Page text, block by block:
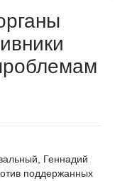
Геннадий
поддержанных